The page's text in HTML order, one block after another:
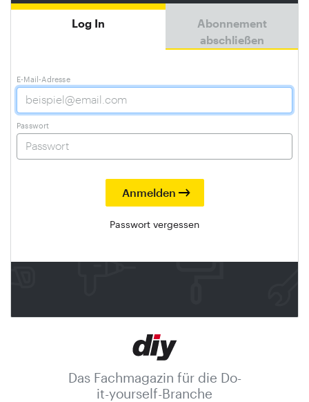
Log In
Abonnement
abschließen
E-Mail-Adresse
Passwort
Passwort vergessen
Das Fachmagazin für die Do-
it-yourself-Branche